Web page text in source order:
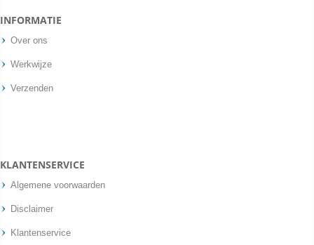
INFORMATIE
Over ons
Werkwijze
Verzenden
KLANTENSERVICE
Algemene voorwaarden
Disclaimer
Klantenservice